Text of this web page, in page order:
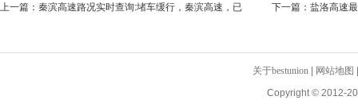
上一篇： 秦滨高速路况实时查询:堵车缓行，秦滨高速，已
下一篇： 盐洛高速
关于bestunion | 网站地图
Copyright © 2012-